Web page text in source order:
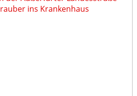
ins Krankenhaus